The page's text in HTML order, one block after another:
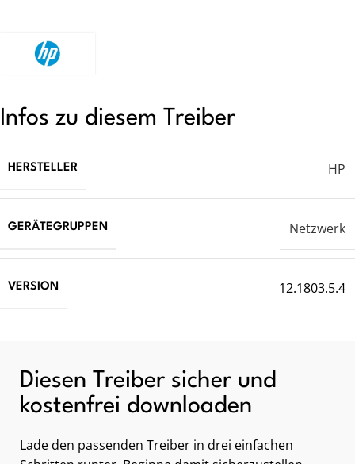
Infos zu diesem Treiber
HERSTELLER HP
GERÄTEGRUPPEN Netzwerk
VERSION 12.1803.5.4
Diesen Treiber sicher und
kostenfrei downloaden
Lade den passenden Treiber in drei einfachen